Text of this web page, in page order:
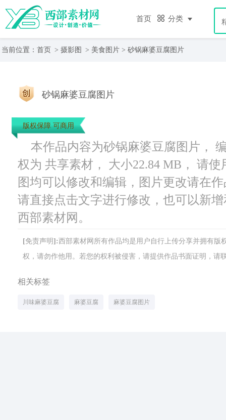
首页 分类
当前位置： 首页 > 摄影图 > 美食图片 > 砂锅麻婆豆腐图片
砂锅麻婆豆腐图片
版权保障 可商用
本作品内容为砂锅麻婆豆腐图片，
权为 共享素材， 大小22.84 MB， 请
图均可以修改和编辑，图片更改请在
请直接点击文字进行修改，也可以新
西部素材网。
[免责声明]:西部素材网所有作品均是用户自行上传分享并拥有
权，请勿作他用。若您的权利被侵害，请提供作品书面证明，请
相关标签
川味麻婆豆腐 麻婆豆腐 麻婆豆腐图片